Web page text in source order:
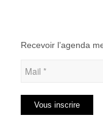
Recevoir l’agenda